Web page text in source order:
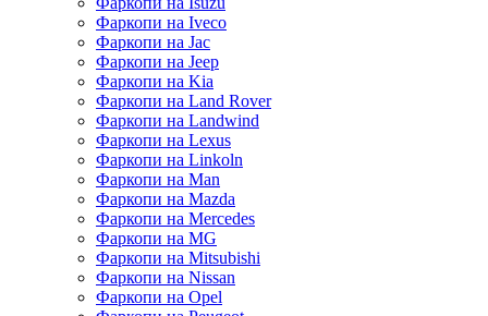
Фаркопи на Iveco
Фаркопи на Jac
Фаркопи на Jeep
Фаркопи на Kia
Фаркопи на Land Rover
Фаркопи на Landwind
Фаркопи на Lexus
Фаркопи на Linkoln
Фаркопи на Man
Фаркопи на Mazda
Фаркопи на Mercedes
Фаркопи на MG
Фаркопи на Mitsubishi
Фаркопи на Nissan
Фаркопи на Opel